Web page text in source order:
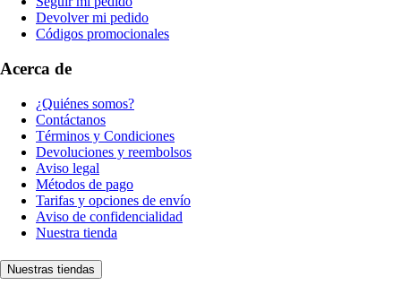
Devolver mi pedido
Códigos promocionales
Acerca de
¿Quiénes somos?
Contáctanos
Términos y Condiciones
Devoluciones y reembolsos
Aviso legal
Métodos de pago
Tarifas y opciones de envío
Aviso de confidencialidad
Nuestra tienda
Nuestras tiendas